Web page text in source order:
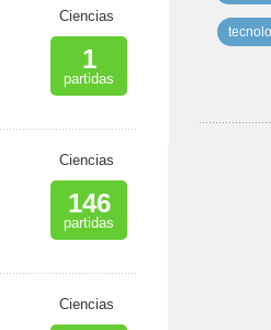
Ciencias
1
partidas
Ciencias
146
partidas
Ciencias